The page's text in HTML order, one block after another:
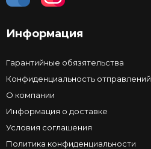
Информация
Гарантийные обязятельства
Конфиденциальность отправлений
О компании
Информация о доставке
Условия соглашения
Политика конфиденциальности